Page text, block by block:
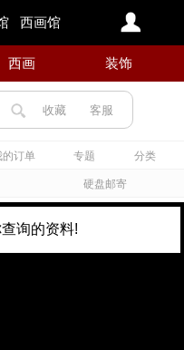
西画馆
西画 装饰
收藏 客服
的订单 专题 分类
硬盘邮寄
询的资料!